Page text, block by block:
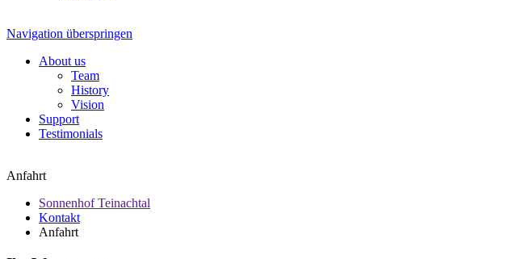
Navigation überspringen
About us
Team
History
Vision
Support
Testimonials
Anfahrt
Sonnenhof Teinachtal
Kontakt
Anfahrt